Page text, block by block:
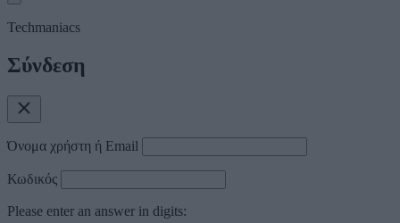
Techmaniacs
Σύνδεση
Όνομα χρήστη ή Email
Κωδικός
Please enter an answer in digits: